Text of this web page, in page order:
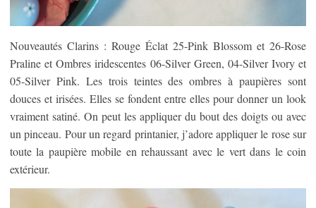
Nouveautés Clarins : Rouge Éclat 25-Pink Blossom et 26-Rose
Praline et Ombres iridescentes 06-Silver Green, 04-Silver Ivory et
05-Silver Pink. Les trois teintes des ombres à paupières sont
douces et irisées. Elles se fondent entre elles pour donner un look
vraiment satiné. On peut les appliquer du bout des doigts ou avec
un pinceau. Pour un regard printanier, j’adore appliquer le rose sur
toute la paupière mobile en rehaussant avec le vert dans le coin
extérieur.